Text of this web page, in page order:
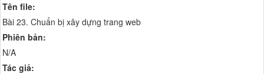
Tên file:
Bài 23. Chuẩn bị xây dựng trang web
Phiên bản:
N/A
Tác giả: